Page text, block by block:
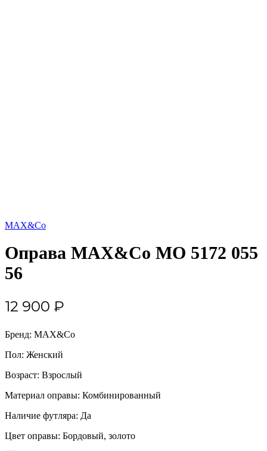
MAX&Co
Оправа MAX&Co MO 5172 055
56
12 900 ₽
Бренд: MAX&Co
Пол: Женский
Возраст: Взрослый
Материал оправы: Комбинированный
Наличие футляра: Да
Цвет оправы: Бордовый, золото